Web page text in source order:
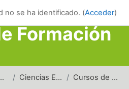
no se ha identificado. (Acceder)
Formación
de grado Ciencias Exactas y Naturales Cursos de Formación Docente